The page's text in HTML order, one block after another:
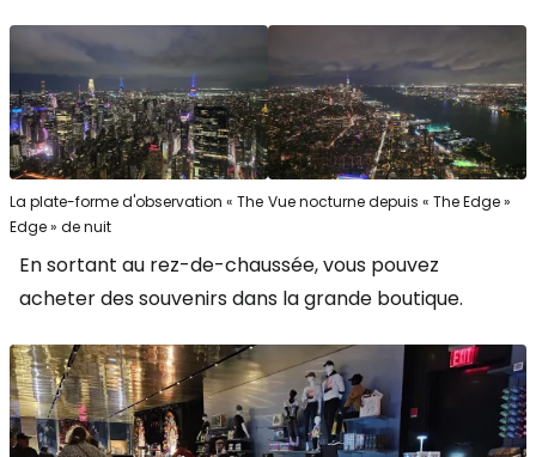
La plate-forme d'observation « The
Edge » de nuit
Vue nocturne depuis « The Edge »
En sortant au rez-de-chaussée, vous pouvez
acheter des souvenirs dans la grande boutique.